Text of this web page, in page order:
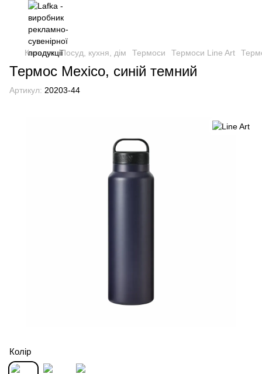
Каталог Посуд, кухня, дім Термоси Термоси Line Art
Термос Mexico, синій темний
Артикул: 20203-44
Колір